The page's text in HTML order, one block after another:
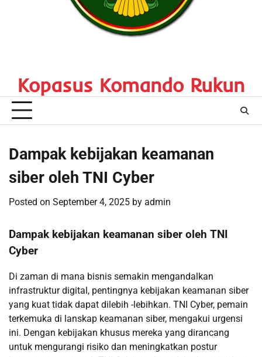
Kopasus Komando Rukun
Dampak kebijakan keamanan
siber oleh TNI Cyber
Posted on September 4, 2025 by admin
Dampak kebijakan keamanan siber oleh TNI
Cyber
Di zaman di mana bisnis semakin mengandalkan
infrastruktur digital, pentingnya kebijakan keamanan siber
yang kuat tidak dapat dilebih -lebihkan. TNI Cyber, pemain
terkemuka di lanskap keamanan siber, mengakui urgensi
ini. Dengan kebijakan khusus mereka yang dirancang
untuk mengurangi risiko dan meningkatkan postur